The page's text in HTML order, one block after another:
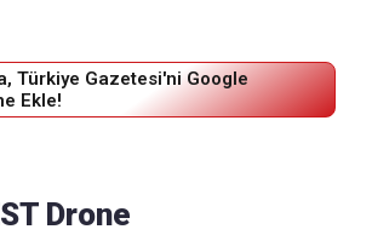
Türkiye Gazetesi'ni Google
Ekle!
Drone